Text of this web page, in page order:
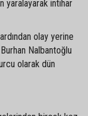
yaralayarak intihar
olay yerine
Nalbantoğlu
olarak dün